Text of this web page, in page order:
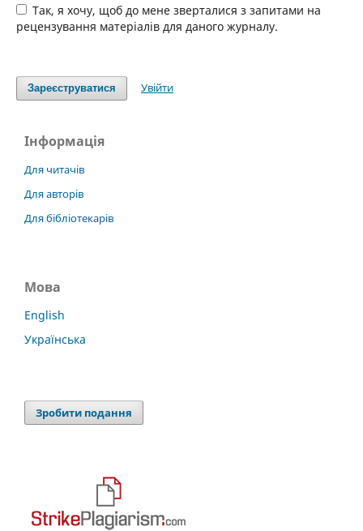
Так, я хочу, щоб до мене зверталися з запитами на
рецензування матеріалів для даного журналу.
Зареєструватися Увійти
Інформація
Для читачів
Для авторів
Для бібліотекарів
Мова
English
Українська
Зробити подання